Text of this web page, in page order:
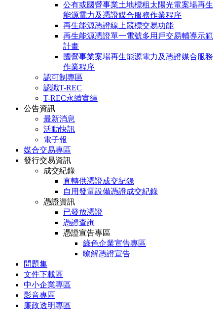
公有或國營事業土地標租太陽光電案場再生
能源電力及憑證媒合服務作業程序
再生能源憑證線上競標交易功能
再生能源憑證單一電號多用戶交易輔導示範
計畫
國營事業案場再生能源電力及憑證媒合服務
作業程序
認可制專區
認識T-REC
T-REC永續實績
公告資訊
最新消息
活動快訊
電子報
媒合交易專區
發行交易資訊
成交紀錄
直轉供憑證成交紀錄
自用發電設備憑證成交紀錄
憑證資訊
已發放憑證
憑證查詢
憑證宣告專區
綠色企業宣告專區
瞭解憑證宣告
問題集
文件下載區
中小企業專區
影音專區
廉政透明專區